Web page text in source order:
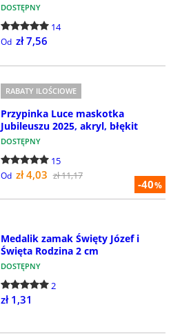
DOSTĘPNY
14
Od zł 7,56
-40%
RABATY ILOŚCIOWE
Przypinka Luce maskotka
Jubileuszu 2025, akryl, błękit
DOSTĘPNY
15
Od zł 4,03 zł 11,17
Medalik zamak Święty Józef i
Święta Rodzina 2 cm
DOSTĘPNY
2
zł 1,31